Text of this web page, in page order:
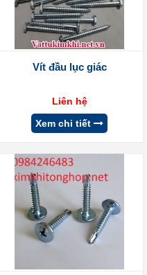
Vít đầu lục giác
Liên hệ
Xem chi tiết